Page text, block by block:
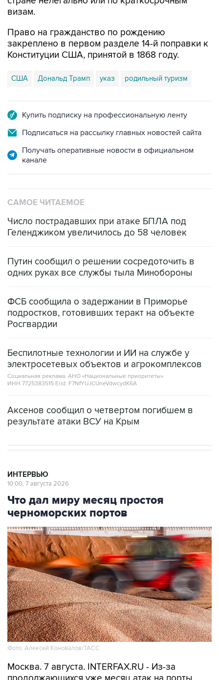
визам.
Право на гражданство по рождению
закреплено в первом разделе 14-й поправки к
Конституции США, принятой в 1868 году.
США Дональд Трамп указ родильный туризм
Купить подписку на профессиональную ленту
Подписаться на рассылку главных новостей сайта
Получать оперативные новости в официальном
канале
САМОЕ ЧИТАЕМОЕ
Число пострадавших при атаке БПЛА под
Геленджиком увеличилось до 58 человек
Путин сообщил о решении сосредоточить в
одних руках все службы тыла Минобороны
ФСБ сообщила о задержании в Приморье
подростков, готовивших теракт на объекте
Росгвардии
Беспилотные технологии и ИИ на службе у
электросетевых объектов и агрокомплексов
Социальная реклама, АНО «Национальные приоритеты».
ИНН 7725383515 Erid: F7NfYUJCUneVdwcydK6A
Аксенов сообщил о четвертом погибшем в
результате атаки ВСУ на Крым
ИНТЕРВЬЮ
10:00, 7 августа 2026
Что дал миру месяц простоя
черноморских портов
Фото: Алексей Коновалов/ТАСС
Москва. 7 августа. INTERFAX.RU - Из-за